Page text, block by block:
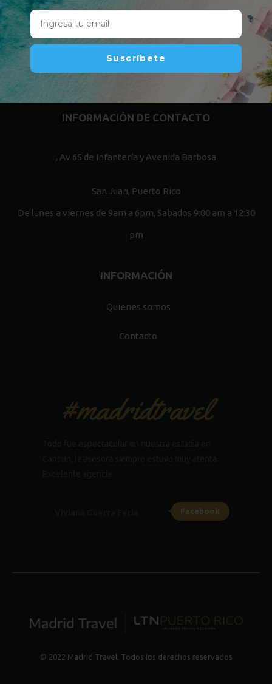
Suscríbete
INFORMACIÓN DE CONTACTO
, Av 65 de Infantería y Avenida Barbosa
San Juan, Puerto Rico
De lunes a viernes de 9am a 6pm, Sabados 9:00 am a 12:30
pm
INFORMACIÓN
Quienes somos
Contacto
#madridtravel
Facebook
© 2022 Madrid Travel. Todos los derechos reservados
Suscríbete